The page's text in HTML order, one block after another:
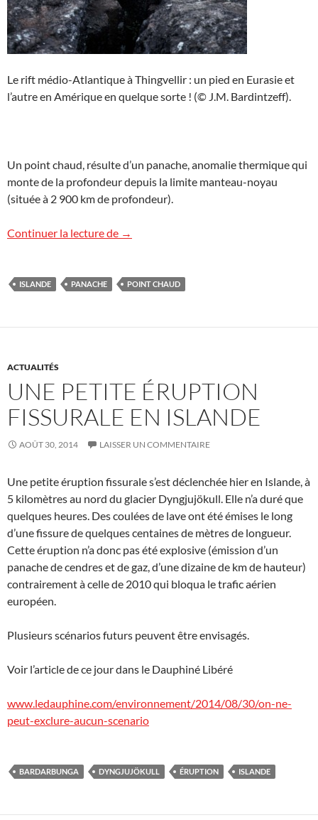
Le rift médio-Atlantique à Thingvellir : un pied en Eurasie et
l’autre en Amérique en quelque sorte ! (© J.M. Bardintzeff).
Un point chaud, résulte d’un panache, anomalie thermique qui
monte de la profondeur depuis la limite manteau-noyau
(située à 2 900 km de profondeur).
Continuer la lecture de Un point chaud sous l’Islande ?
→
ISLANDE PANACHE POINT CHAUD
ACTUALITÉS
UNE PETITE ÉRUPTION
FISSURALE EN ISLANDE
AOÛT 30, 2014 LAISSER UN COMMENTAIRE
Une petite éruption fissurale s’est déclenchée hier en Islande, à
5 kilomètres au nord du glacier Dyngjujökull. Elle n’a duré que
quelques heures. Des coulées de lave ont été émises le long
d’une fissure de quelques centaines de mètres de longueur.
Cette éruption n’a donc pas été explosive (émission d’un
panache de cendres et de gaz, d’une dizaine de km de hauteur)
contrairement à celle de 2010 qui bloqua le trafic aérien
européen.
Plusieurs scénarios futurs peuvent être envisagés.
Voir l’article de ce jour dans le Dauphiné Libéré
www.ledauphine.com/environnement/2014/08/30/on-ne-
peut-exclure-aucun-scenario
BARDARBUNGA DYNGJUJÖKULL ÉRUPTION ISLANDE